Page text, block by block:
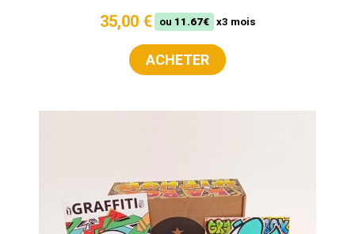
35,00 € ou 11.67€ x3 mois
ACHETER